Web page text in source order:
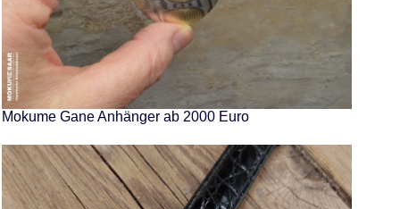
Mokume Gane Anhänger ab 2000 Euro